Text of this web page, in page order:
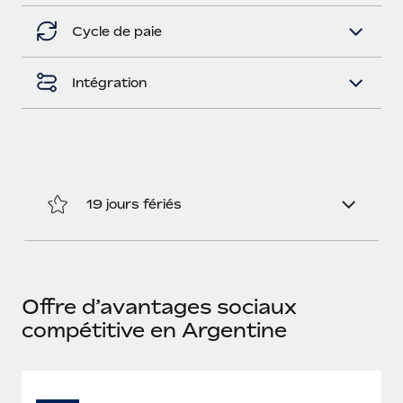
En savoir plus
Cycle de paie
Intégration
19 jours fériés
Offre d’avantages sociaux
compétitive en Argentine